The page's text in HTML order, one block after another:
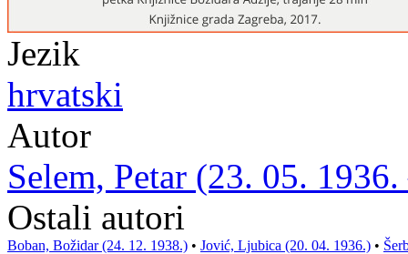
Jezik
hrvatski
Autor
Selem, Petar (23. 05.
Ostali autori
Boban, Božidar (24. 12. 1938.) • Jović, Ljubica (20. 04. 1936.) •